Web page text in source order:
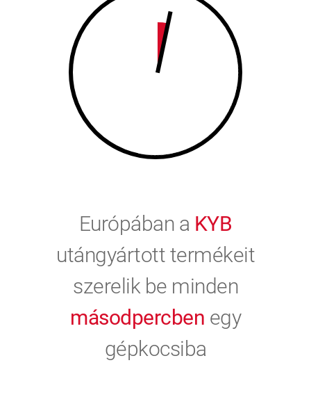
0
Európában a KYB
utángyártott termékeit
szerelik be minden
másodpercben egy
gépkocsiba